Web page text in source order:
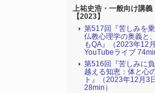
上祐史浩・一般向け講義
【2023】
第517回『苦しみを
仏教心理学の奥義と
もQA』（2023年12
YouTubeライブ
第516回『苦しみに
越える知恵：体と心
ト』（2023年12月3日
28min）